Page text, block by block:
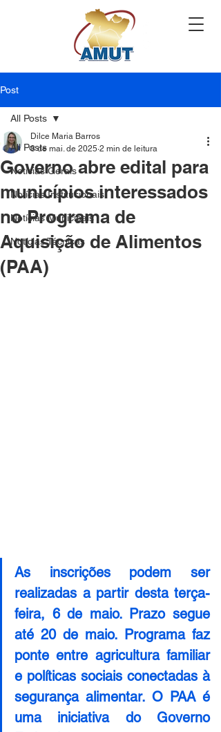
Post
All Posts
Notícias Gerais
Notícias Institucionais
Notícias Municipais
Notícias Técnicas
All Posts
Governo abre edital para
municípios interessados
no Programa de
Aquisição de Alimentos
(PAA)
Dilce Maria Barros
8 de mai. de 2025 2 min de leitura
As inscrições podem ser
realizadas a partir desta terça-
feira, 6 de maio. Prazo segue
até 20 de maio. Programa faz
ponte entre agricultura familiar
e políticas sociais conectadas à
segurança alimentar. O PAA é
uma iniciativa do Governo